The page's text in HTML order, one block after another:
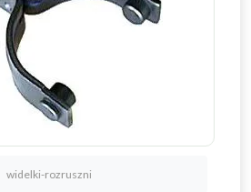
widelki-rozruszni